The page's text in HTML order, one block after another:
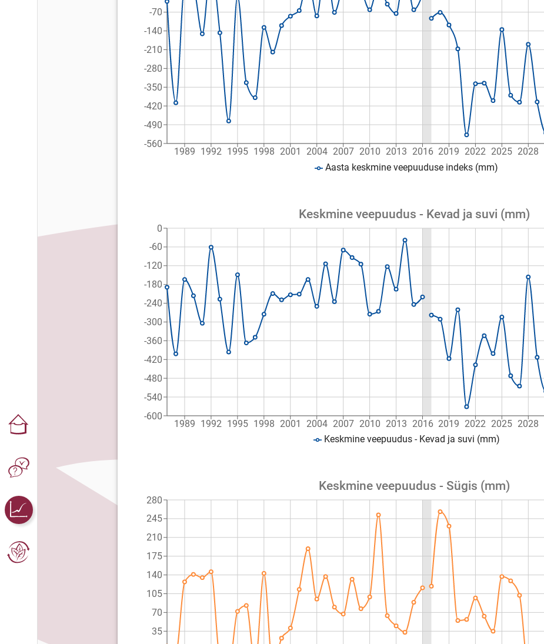
1989 1992 1995 1998 2001 2004 2007 2010 2013 2016 2019 2022 2025 2028
-560
-490
-420
-350
-280
-210
-140
-70
Aasta keskmine veepuuduse indeks (mm)
Keskmine veepuudus - Kevad ja suvi (mm)
1989 1992 1995 1998 2001 2004 2007 2010 2013 2016 2019 2022 2025 2028
-600
-540
-480
-420
-360
-300
-240
-180
-120
-60
0
Keskmine veepuudus - Kevad ja suvi (mm)
Keskmine veepuudus - Sügis (mm)
35
70
105
140
175
210
245
280